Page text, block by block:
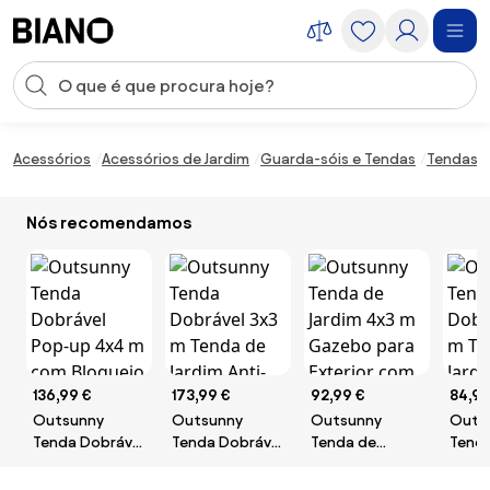
Entrada de pesquisa
Acessórios Acessórios de Jardim Guarda-sóis e Tendas Tendas
Nós recomendamos
136,99 €
Outsunny
Tenda Dobrável
173,99 €
Outsunny
Tenda Dobrável
92,99 €
Outsunny
Tenda de